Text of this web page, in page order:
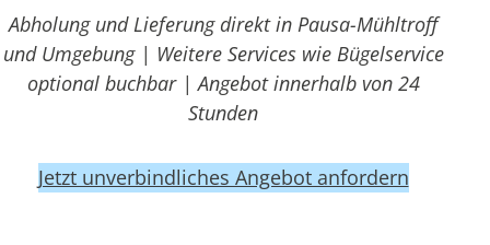
Abholung und Lieferung direkt in Pausa-Mühltroff
und Umgebung | Weitere Services wie Bügelservice
optional buchbar | Angebot innerhalb von 24
Stunden
Jetzt unverbindliches Angebot anfordern